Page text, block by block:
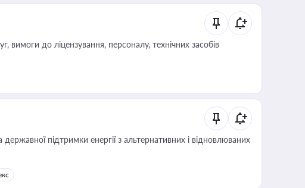
до ліцензування, персоналу, технічних засобів
підтримки енергії з альтернативних і відновлюваних